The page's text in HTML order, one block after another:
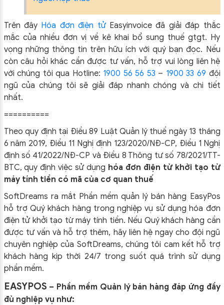
Trên đây Hóa đơn điện tử Easyinvoice đã giải đáp thắc
mắc của nhiều đơn vị về kê khai bổ sung thuế gtgt. Hy
vọng những thông tin trên hữu ích với quý bạn đọc. Nếu
còn câu hỏi khác cần được tư vấn, hỗ trợ vui lòng liên hệ
với chúng tôi qua Hotline: 1900 56 56 53 – 1900 33 69 đội
ngũ của chúng tôi sẽ giải đáp nhanh chóng và chi tiết
nhất.
==========
Theo quy định tại Điều 89 Luật Quản lý thuế ngày 13 tháng
6 năm 2019, Điều 11 Nghị định 123/2020/NĐ-CP, Điều 1 Nghị
định số 41/2022/NĐ-CP và Điều 8 Thông tư số 78/2021/TT-
BTC, quy định việc sử dụng hóa đơn điện tử khởi tạo từ
máy tính tiền có mã của cơ quan thuế
SoftDreams ra mắt Phần mềm quản lý bán hàng EasyPos
hỗ trợ Quý khách hàng trong nghiệp vụ sử dụnghóa đơn
điện tử khởi tạo từ máy tính tiền. Nếu Quý khách hàng cần
được tư vấn và hỗ trợ thêm, hãy liên hệ ngay cho đội ngũ
chuyên nghiệp của SoftDreams, chúng tôi cam kết hỗ trợ
khách hàng kịp thời 24/7 trong suốt quá trình sử dụng
phần mềm.
EASYPOS – Phần mềm Quản lý bán hàng đáp ứng đầy
đủ nghiệp vụ như: